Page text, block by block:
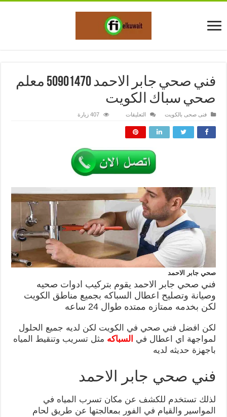
فني صحي جابر الاحمد 50901470 معلم
صحي سباك الكويت
فنى صحى بالكويت التعليقات
صحي
الاحمد
معلم
صحي
سباك
الكويت
407 زيارة
صحي جابر الاحمد
فني صحي جابر الاحمد يقوم بتركيب ادوات صحيه
وصيانة وتصليح اعطال السباكه بجميع مناطق الكويت
لكن بخدمه ممتازه ممتده طوال 24 ساعه
لكن افضل فني صحي في الكويت لكن لديه جميع الحلول
لمواجهة اي اعطال في السباكه مثل تسريب وتنقيط المياه
باجهزة حديثه لديه
فني صحي جابر الاحمد
لذلك تستخدم للكشف عن مكان تسرب المياه في
المواسير والقيام في الفور بمعالجتها عن طريق لحام